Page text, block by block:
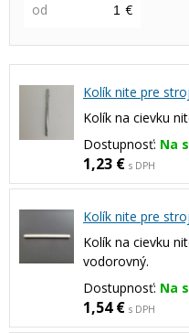
od €
Kolík nite pre
Kolík na cievku
Dostupnosť: Na
1,23 € s DPH
Kolík nite pre
Kolík na cievku
vodorovný.
Dostupnosť: Na
1,54 € s DPH